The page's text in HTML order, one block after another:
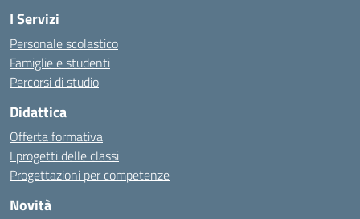
I Servizi
Personale scolastico
Famiglie e studenti
Percorsi di studio
Didattica
Offerta formativa
I progetti delle classi
Progettazioni per competenze
Novità